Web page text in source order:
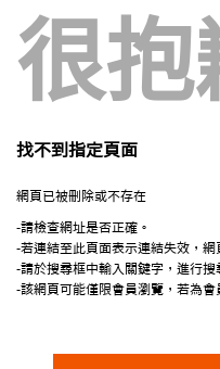
很抱
找不到指定頁面
網頁已被刪除或不存在
-請檢查網址是否正確。
-若連結至此頁面表示連結失效，網
-請於搜尋框中輸入關鍵字，進行搜
-該網頁可能僅限會員瀏覽，若為會